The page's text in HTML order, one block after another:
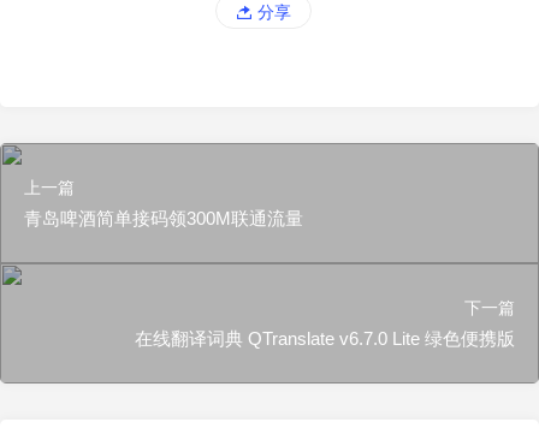
分享
上一篇
青岛啤酒简单接码领300M联通流量
下一篇
在线翻译词典 QTranslate v6.7.0 Lite 绿色便携版